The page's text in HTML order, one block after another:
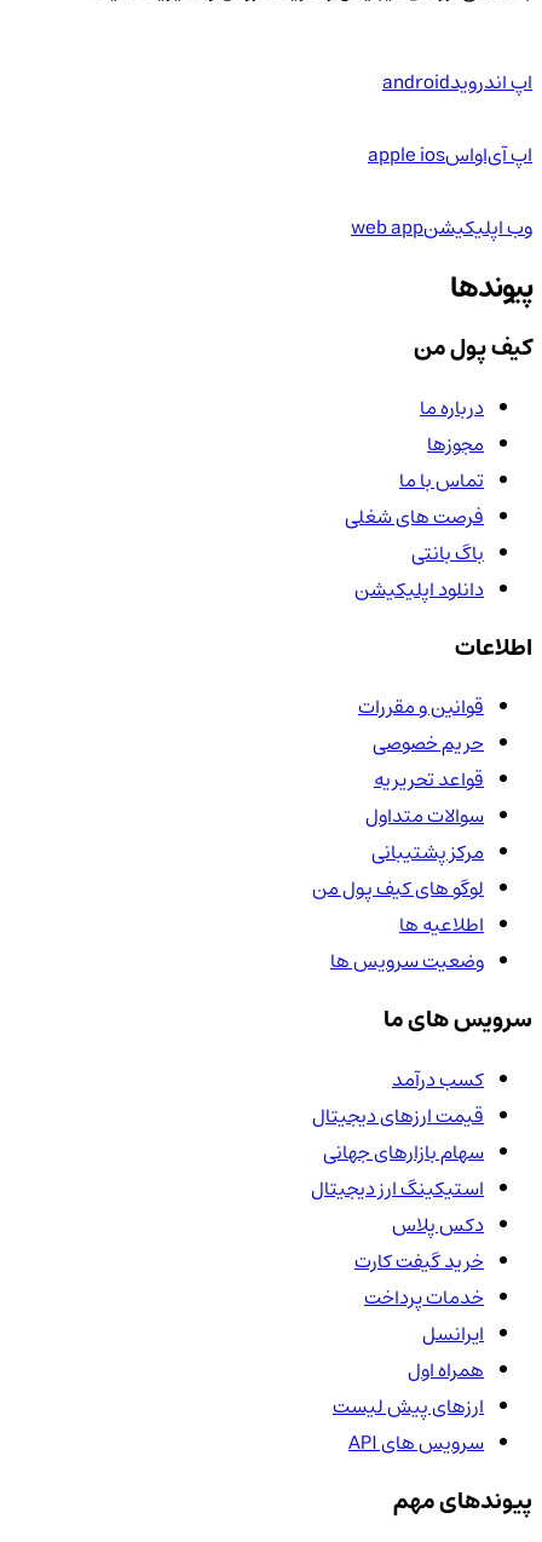
اپ اندرویدandroid
اپ آی‌او‌اسapple ios
وب اپلیکیشنweb app
پیوندها
کیف پول من
درباره ما
مجوزها
تماس با ما
فرصت های شغلی
باگ بانتی
دانلود اپلیکیشن
اطلاعات
قوانین و مقررات
حریم خصوصی
قواعد تحریریه
سوالات متداول
مرکز پشتیبانی
لوگو های کیف پول من
اطلاعیه ها
وضعیت سرویس ها
سرویس های ما
کسب درآمد
قیمت ارزهای دیجیتال
سهام بازارهای جهانی
استیکینگ ارز دیجیتال
دکس پلاس
خرید گیفت کارت
خدمات پرداخت
ایرانسل
همراه اول
ارزهای پیش لیست
سرویس های API
پیوندهای مهم